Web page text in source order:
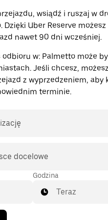
wsiądź i ruszaj w
Dzięki Uber Reserve możesz
nawet 90 dni wcześniej.
odbioru w: Palmetto może
Jeśli chcesz, możesz
z wyprzedzeniem, aby
terminie.
docelowe
Godzina
Teraz